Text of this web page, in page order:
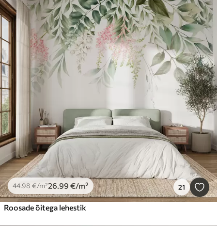
44.98€/m²26.99 €/m² 21
Roosade õitega lehestik